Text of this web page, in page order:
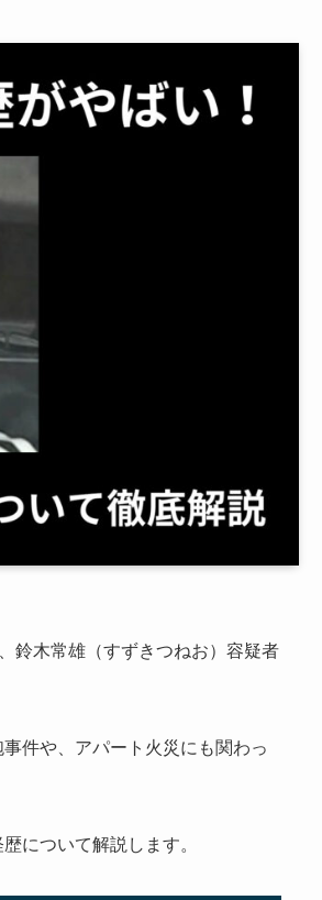
鈴木常雄（すずきつねお）容疑者
件や、アパート火災にも関わっ
について解説します。